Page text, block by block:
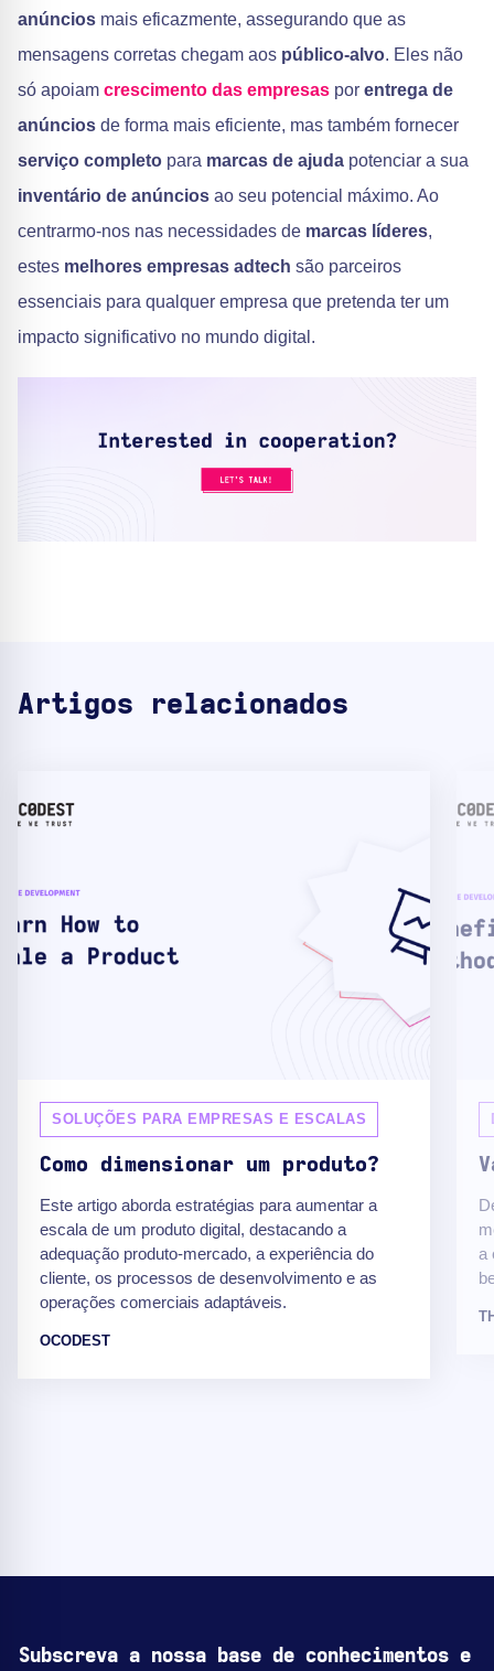
anúncios mais eficazmente, assegurando que as
mensagens corretas chegam aos público-alvo. Eles não
só apoiam crescimento das empresas por entrega de
anúncios de forma mais eficiente, mas também fornecer
serviço completo para marcas de ajuda potenciar a sua
inventário de anúncios ao seu potencial máximo. Ao
centrarmo-nos nas necessidades de marcas líderes,
estes melhores empresas adtech são parceiros
essenciais para qualquer empresa que pretenda ter um
impacto significativo no mundo digital.
Artigos relacionados
SOLUÇÕES PARA EMPRESAS E ESCALAS
Como dimensionar um produto?
Este artigo aborda estratégias para aumentar a
escala de um produto digital, destacando a
adequação produto-mercado, a experiência do
cliente, os processos de desenvolvimento e as
operações comerciais adaptáveis.
OCODEST
a
Subscreva a nossa base de conhecimentos e